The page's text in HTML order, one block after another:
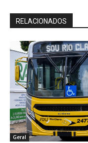
RELACIONADOS
Geral